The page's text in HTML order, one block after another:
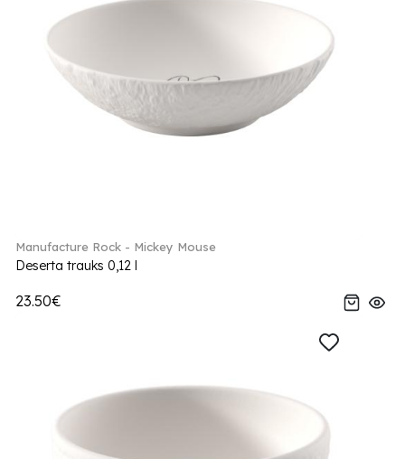
Manufacture Rock - Mickey Mouse
Deserta trauks 0,12 l
23.50€